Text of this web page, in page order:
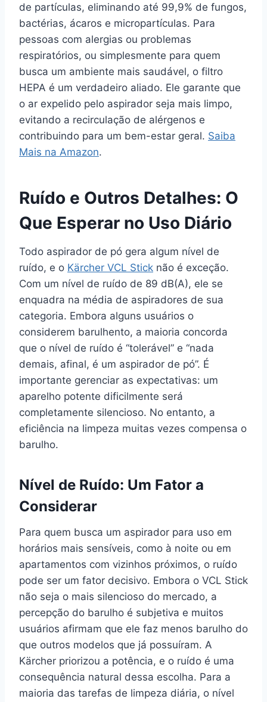
de partículas, eliminando até 99,9% de fungos,
bactérias, ácaros e micropartículas. Para
pessoas com alergias ou problemas
respiratórios, ou simplesmente para quem
busca um ambiente mais saudável, o filtro
HEPA é um verdadeiro aliado. Ele garante que
o ar expelido pelo aspirador seja mais limpo,
evitando a recirculação de alérgenos e
contribuindo para um bem-estar geral. Saiba
Mais na Amazon.
Ruído e Outros Detalhes: O
Que Esperar no Uso Diário
Todo aspirador de pó gera algum nível de
ruído, e o Kärcher VCL Stick não é exceção.
Com um nível de ruído de 89 dB(A), ele se
enquadra na média de aspiradores de sua
categoria. Embora alguns usuários o
considerem barulhento, a maioria concorda
que o nível de ruído é “tolerável” e “nada
demais, afinal, é um aspirador de pó”. É
importante gerenciar as expectativas: um
aparelho potente dificilmente será
completamente silencioso. No entanto, a
eficiência na limpeza muitas vezes compensa o
barulho.
Nível de Ruído: Um Fator a
Considerar
Para quem busca um aspirador para uso em
horários mais sensíveis, como à noite ou em
apartamentos com vizinhos próximos, o ruído
pode ser um fator decisivo. Embora o VCL Stick
não seja o mais silencioso do mercado, a
percepção do barulho é subjetiva e muitos
usuários afirmam que ele faz menos barulho do
que outros modelos que já possuíram. A
Kärcher priorizou a potência, e o ruído é uma
consequência natural dessa escolha. Para a
maioria das tarefas de limpeza diária, o nível